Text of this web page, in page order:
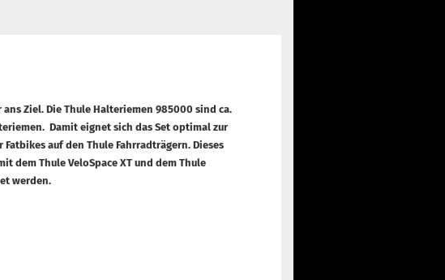
Ziel. Die Thule Halteriemen 985000 sind ca.
Damit eignet sich das Set optimal zur
auf den Thule Fahrradträgern. Dieses
dem Thule VeloSpace XT und dem Thule
werden.